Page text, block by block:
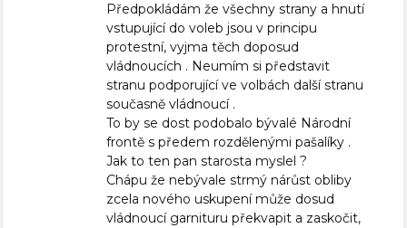
Předpokládám že všechny strany a hnutí
vstupující do voleb jsou v principu
protestní, vyjma těch doposud
vládnoucích . Neumím si představit
stranu podporující ve volbách další stranu
současně vládnoucí .
To by se dost podobalo bývalé Národní
frontě s předem rozdělenými pašalíky .
Jak to ten pan starosta myslel ?
Chápu že nebývale strmý nárůst obliby
zcela nového uskupení může dosud
vládnoucí garnituru překvapit a zaskočit,